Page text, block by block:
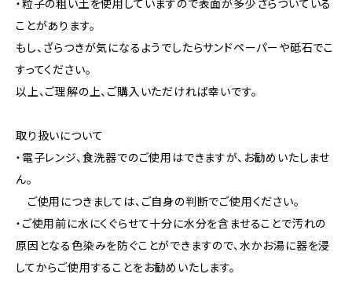
・粒子の粗い土を使用していますので表面が多少ざらついている
ことがあります。
もし、ざらつきが気になるようでしたらサンドペーパーや砥石でこ
すってください。
以上、ご理解の上、ご購入いただければ幸いです。
取り扱いについて
・電子レンジ、食洗器でのご使用はできますが、お勧めいたしませ
ん。
ご使用につきましては、ご自身の判断でご使用ください。
・ご使用前に水にくぐらせて十分に水分を含ませることで汚れの
原因となる色染みを防ぐことができますので、水かお湯に器を浸
してからご使用することをお勧めいたします。